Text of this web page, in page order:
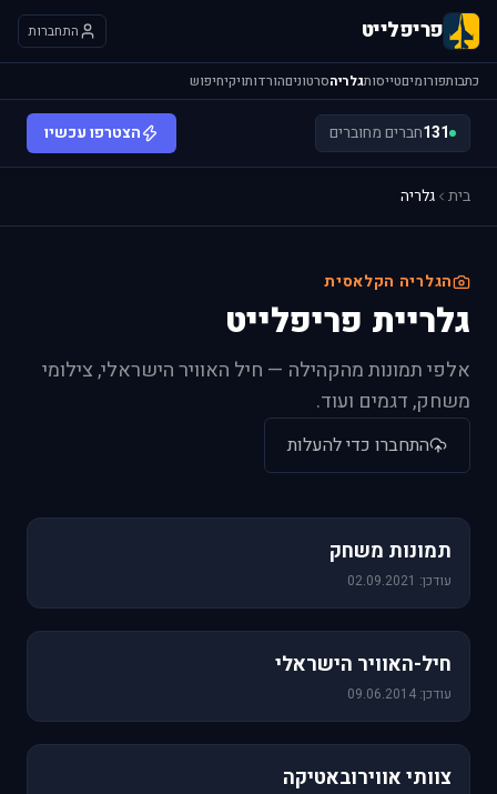
פריפלייט התחברות
כתבותפורומיםטייסותגלריהסרטוניםהורדותויקיחיפוש
131חברים מחוברים הצטרפו עכשיו
בית גלריה
הגלריה הקלאסית
גלריית פריפלייט
אלפי תמונות מהקהילה — חיל האוויר הישראלי, צילומי
משחק, דגמים ועוד.
התחברו כדי להעלות
תמונות משחק
עודכן: 02.09.2021
חיל-האוויר הישראלי
עודכן: 09.06.2014
צוותי אווירובאטיקה